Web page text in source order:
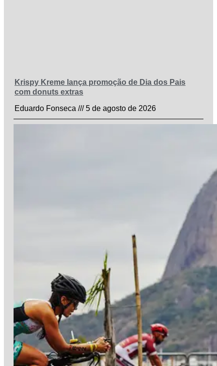
Krispy Kreme lança promoção de Dia dos Pais
com donuts extras
Eduardo Fonseca
5 de agosto de 2026